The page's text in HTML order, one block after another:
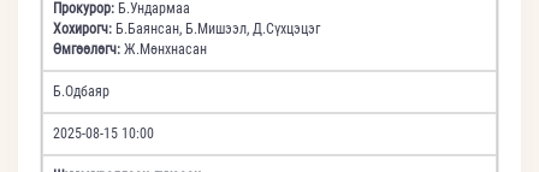
Прокурор: Б.Ундармаа
Хохирогч: Б.Баянсан, Б.Мишээл, Д.Сүхцэцэг
Өмгөөлөгч: Ж.Мөнхнасан
Б.Одбаяр
2025-08-15 10:00